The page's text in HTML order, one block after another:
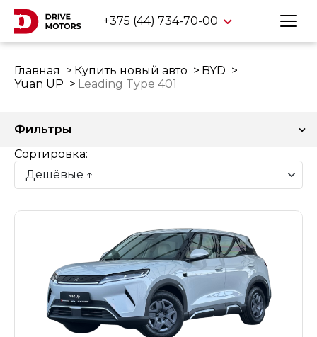
+375 (44) 734-70-00
Главная Купить новый авто
BYD
Yuan UP
Leading Type 401
Фильтры
Сортировка: